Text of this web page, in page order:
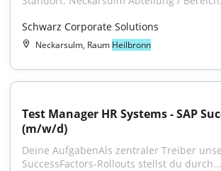
Schwarz Corporate Solutions
Neckarsulm, Raum Heilbronn
Test Manager HR Systems - SAP
(m/w/d)
Deine AufgabenAls zentraler Treiber
SuccessFactors-Rollouts stellst du durch...